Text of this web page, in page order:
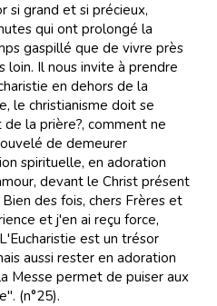
si grand et si précieux,
qui ont prolongé la
gaspillé que de vivre près
loin. Il nous invite à prendre
en dehors de la
le christianisme doit se
la prière?, comment ne
de demeurer
spirituelle, en adoration
devant le Christ présent
des fois, chers Frères et
et j'en ai reçu force,
est un trésor
aussi rester en adoration
Messe permet de puiser aux
(n°25).